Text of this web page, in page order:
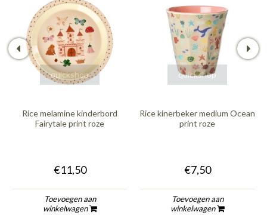
quickshop
Rice melamine kinderbord
Fairytale print roze
€11,50
Toevoegen aan
winkelwagen
quickshop
Rice kinerbeker medium Ocean
print roze
€7,50
Toevoegen aan
winkelwagen